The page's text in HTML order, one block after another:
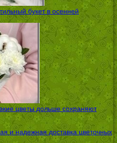
букет в осенней
цветы дольше сохраняют
и надежная доставка цветочных